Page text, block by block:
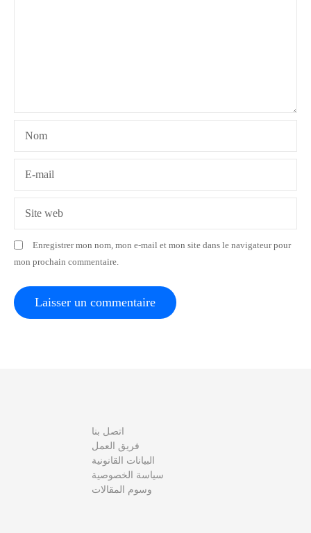
t
i
c
l
Nom
E-mail
Site web
Enregistrer mon nom, mon e-mail et mon site dans le navigateur pour
mon prochain commentaire.
اتصل بنا
فريق العمل
البيانات القانونية
سياسة الخصوصية
وسوم المقالات